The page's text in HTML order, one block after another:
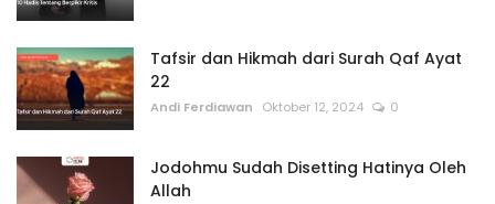
Tafsir dan Hikmah dari Surah Qaf Ayat
22
Andi Ferdiawan Oktober 12, 2024 0
Jodohmu Sudah Disetting Hatinya Oleh
Allah